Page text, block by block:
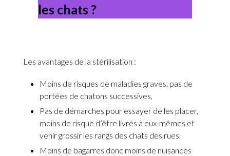
les chats ?
Les avantages de la stérilisation :
Moins de risques de maladies graves, pas de
portées de chatons successives,
Pas de démarches pour essayer de les placer,
moins de risque d’être livrés à eux-mêmes et
venir grossir les rangs des chats des rues,
Moins de bagarres donc moins de nuisances